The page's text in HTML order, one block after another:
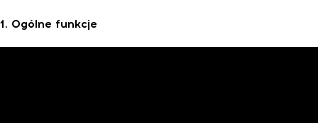
1. Ogólne funkcje